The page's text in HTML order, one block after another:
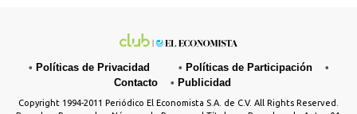
• Políticas de Privacidad • Políticas de Participación•
Contacto• Publicidad
Copyright 1994-2011 Periódico El Economista S.A. de C.V. All Rights Reserved.